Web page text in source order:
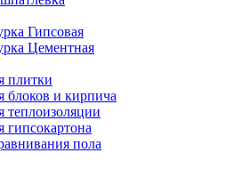
Гипсовая
Цементная
плитки
блоков и кирпича
теплоизоляции
гипсокартона
пола